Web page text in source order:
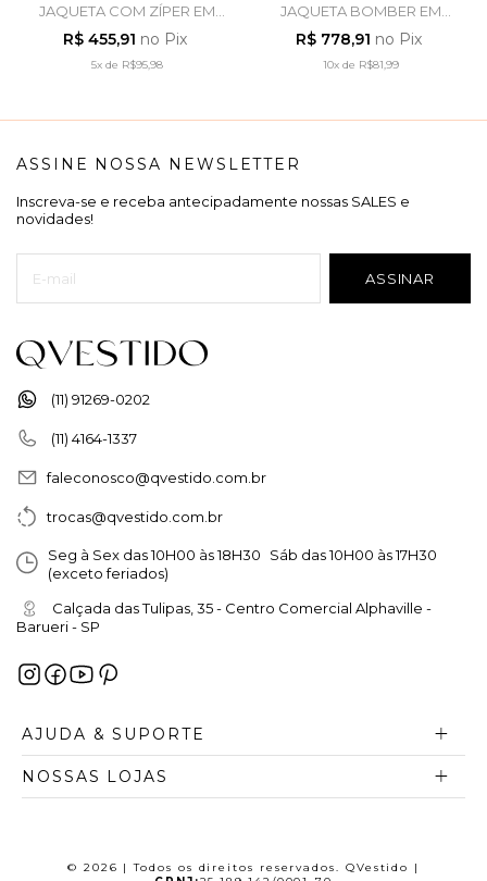
JAQUETA COM ZÍPER EM
RESINADO PRETO -
TITANIUM JEANS
R$ 455,91 no Pix
5xde R$95,98
JAQUETA BOMBER EM
ALFAIATARIA SALMÃO -
LUZIA FAZZOLLI
R$ 778,91 no Pix
10xde R$81,99
(11) 91269-0202
(11) 4164-1337
faleconosco@qvestido.com.br
trocas@qvestido.com.br
Seg à Sex das 10H00 às 18H30 Sáb das 10H00 às 17H30
(exceto feriados)
Calçada das Tulipas, 35 - Centro Comercial Alphaville -
Barueri - SP
AJUDA & SUPORTE
NOSSAS LOJAS
ASSINE NOSSA NEWSLETTER
Inscreva-se e receba antecipadamente nossas SALES e
novidades!
© 2026 | Todos os direitos reservados. QVestido |